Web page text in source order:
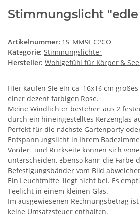
Stimmungslicht "edle
Artikelnummer: 1S-MM9I-C2CO
Kategorie: Stimmungslichter
Hersteller: Wohlgefühl für Körper &
Hier kaufen Sie ein ca. 16x16 cm
einer dezent farbigen Rose.
Meine Windlichter bestehen aus 2
durch ein hineingestelltes Kerzenglas
Perfekt für die nächste Gartenparty
Entspannungslicht in Ihrem
Vorder- und Rückseite können sich
unterscheiden, ebenso kann die Farbe
Befestigungsbänder vom Bild
Ein Leuchtmittel liegt nicht bei. Es
Teelicht in einem kleinen Glas.
Im ausgewiesenen Rechnungsbetrag ist
keine Umsatzsteuer enthalten.